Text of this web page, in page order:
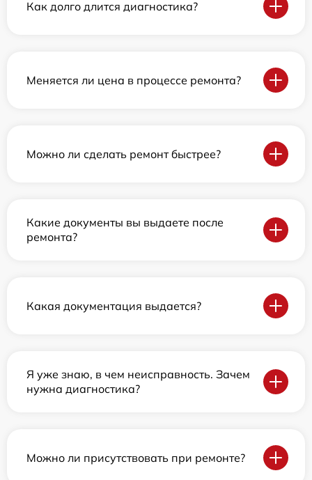
Как долго длится диагностика?
Меняется ли цена в процессе ремонта?
Можно ли сделать ремонт быстрее?
Какие документы вы выдаете после
ремонта?
Какая документация выдается?
Я уже знаю, в чем неисправность. Зачем
нужна диагностика?
Можно ли присутствовать при ремонте?